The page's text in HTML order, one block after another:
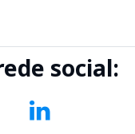
social: